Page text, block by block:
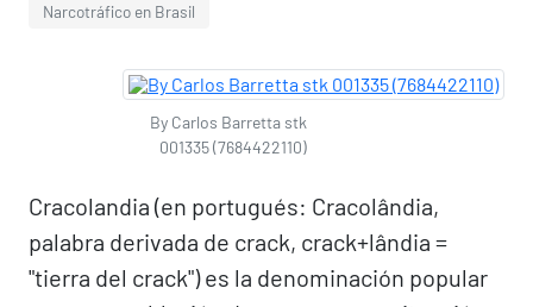
Narcotráfico en Brasil
By Carlos Barretta stk
001335 (7684422110)
Cracolandia (en portugués: Cracolândia,
palabra derivada de crack, crack+lândia =
"tierra del crack") es la denominación popular